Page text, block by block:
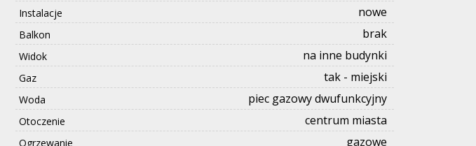
Instalacje nowe
Balkon brak
Widok na inne budynki
Gaz tak - miejski
Woda piec gazowy dwufunkcyjny
Otoczenie centrum miasta
Ogrzewanie gazowe